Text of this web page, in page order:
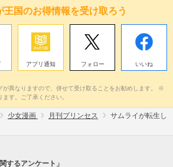
王国のお得情報を受け取ろう
アプリ通知 フォロー いいね
異なりますので、併せて受け取ることをお勧めします。 ※
す。ご了承ください。
少女漫画 月刊プリンセス
サムライが転生し
するアンケート」